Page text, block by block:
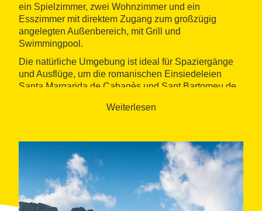
ein Spielzimmer, zwei Wohnzimmer und ein
Esszimmer mit direktem Zugang zum großzügig
angelegten Außenbereich, mit Grill und
Swimmingpool.
Die natürliche Umgebung ist ideal für Spaziergänge
und Ausflüge, um die romanischen Einsiedeleien
Santa Margarida de Cabagès und Sant Bartomeu de
sog. Zentralpfads von Katalonien
Weiterlesen